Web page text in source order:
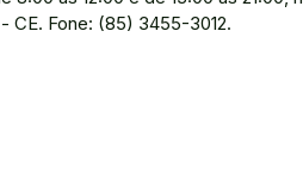
CE. Fone: (85) 3455-3012.